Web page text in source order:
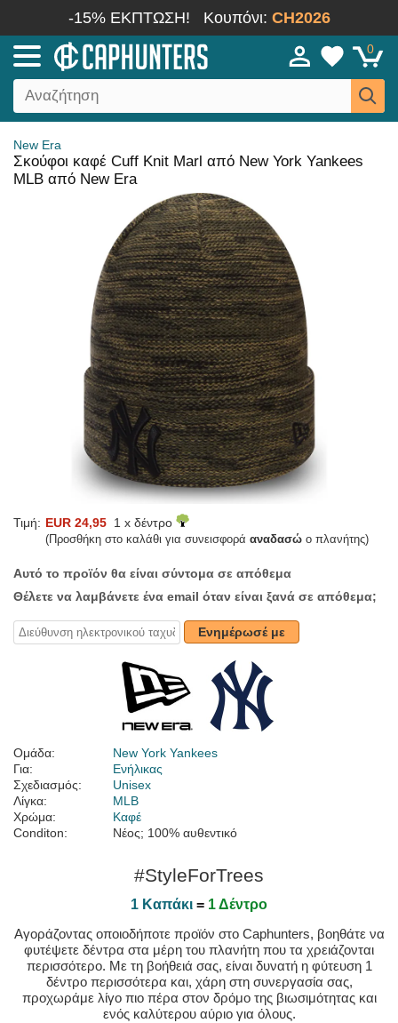
-15% ΕΚΠΤΩΣΗ! Κουπόνι: CH2026
0
New Era
Σκούφοι καφέ Cuff Knit Marl από New York Yankees
MLB από New Era
Τιμή: EUR 24,95 1 x δέντρο
(Προσθήκη στο καλάθι για συνεισφορά αναδασώ ο πλανήτης)
Αυτό το προϊόν θα είναι σύντομα σε απόθεμα
Θέλετε να λαμβάνετε ένα email όταν είναι ξανά σε απόθεμα;
Ενημέρωσέ με
Ομάδα:
New York Yankees
Για:
Ενήλικας
Σχεδιασμός:
Unisex
Λίγκα:
MLB
Χρώμα:
Καφέ
Conditon:
Νέος; 100% αυθεντικό
#StyleForTrees
1 Καπάκι = 1 Δέντρο
Αγοράζοντας οποιοδήποτε προϊόν στο Caphunters, βοηθάτε να
φυτέψετε δέντρα στα μέρη του πλανήτη που τα χρειάζονται
περισσότερο. Με τη βοήθειά σας, είναι δυνατή η φύτευση 1
δέντρο περισσότερα και, χάρη στη συνεργασία σας,
προχωράμε λίγο πιο πέρα στον δρόμο της βιωσιμότητας και
ενός καλύτερου αύριο για όλους.